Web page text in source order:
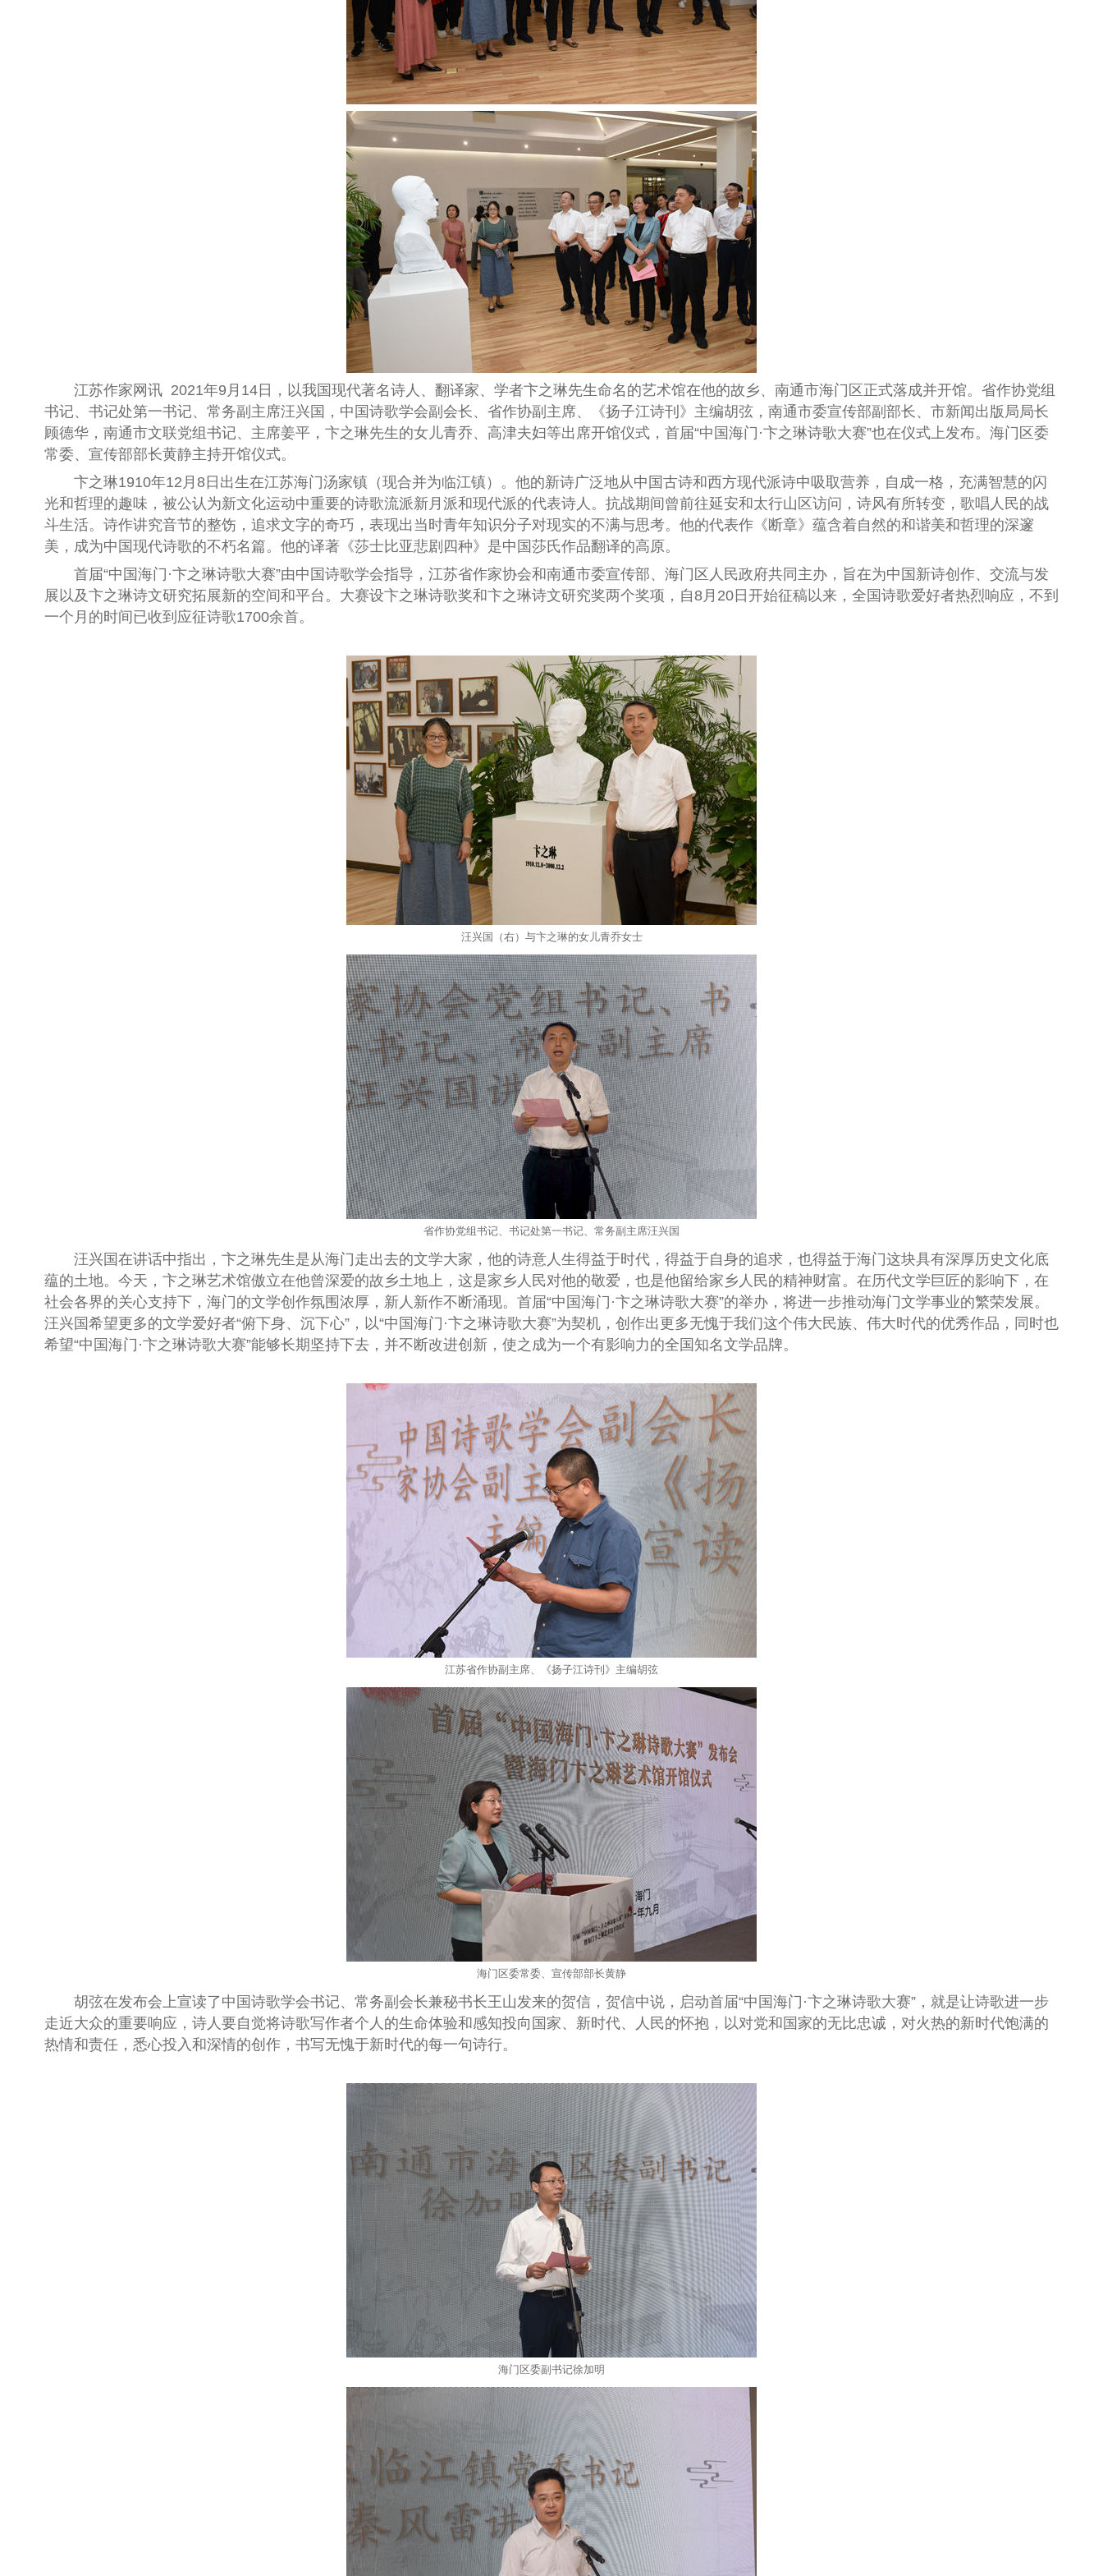
江苏作家网讯 2021年9 月 14日，以我国现代著名诗人、翻译家、学者卞之琳先生命名的艺术馆在他的故乡、南通市海门区正式落成并开馆。省作协党组
书记、书记处第一书记、常务副主席汪兴国，中国诗歌学会副会长、省作协副主席、《扬子江诗刊》主编胡弦，南通市委宣传部副部长、市新闻出版局局长
顾德华，南通市文联党组书记、主席姜平，卞之琳先生的女儿青乔、高津夫妇等出席开馆仪式，首届“中国海门 ·卞之琳诗歌大赛”也在仪式上发布。海门区委
常委、宣传部部长黄静主持开馆仪式。
卞之琳1910年12 月 8日出生在江苏海门汤家镇（现合并为临江镇）。他的新诗广泛地从中国古诗和西方现代派诗中吸取营养，自成一格 ，充满智慧的闪
光和哲理的趣味，被公认为新文化运动中重要的诗歌流派新月派和现代派的代表诗人。 抗战期间曾前往延安和太行山区访问，诗风有所转变，歌唱人民的战
斗生活。诗作讲究音节的整饬，追求文字的奇巧，表现出当时青年知识分子对现实的不满与思考。他的代表作《断章》蕴含着自然的和谐美和哲理的深邃
美，成为中国现代诗歌的不朽名篇。他的译著《莎士比亚悲剧四种》是中国莎氏作品翻译的高原。
首届“中国海门 ·卞之琳诗歌大赛”由中国诗歌学会指导，江苏省作家协会和南通市委宣传部、海门区人民政府共同主办，旨在为中国新诗创作、交流与发
展以及卞之琳诗文研究拓展新的空间和平台。大赛设卞之琳诗歌奖和卞之琳诗文研究奖两个奖项，自8月 20日开始征稿以来，全国诗歌爱好者热烈响应，不到
一个月的时间已收到应征诗歌1700余首。
汪兴国（右）与卞之琳的女儿青乔女士
省作协党组书记、书记处第一书记、常务副主席汪兴国
汪兴国在讲话中指出，卞之琳先生是从海门走出去的文学大家， 他的诗意人生得益于时代，得益于自身的追求，也得益于海门这块具有深厚历史文化底
蕴的土地。今天，卞之琳艺术馆傲立在他曾深爱的故乡土地上，这是家乡人民对他的敬爱，也是他留给家乡人民的精神财富。 在历代文学巨匠的影响下，在
社会各界的关心支持下，海门的文学创作氛围浓厚，新人新作不断涌现。首届“中国海门·卞之琳诗歌大赛”的举办，将进一步推动海门文学事业的繁荣发展。
汪兴国希望更多的文学爱好者“俯下身、沉下心”，以“中国海门·卞之琳诗歌大赛”为契机，创作出更多无愧于我们这个伟大民族、伟大时代的优秀作品，同时也
希望“中国海门·卞之琳诗歌大赛”能够长期坚持下去，并不断改进创新，使之成为一个有影响力的全国知名文学品牌。
江苏省作协副主席、《扬子江诗刊》主编胡弦
海门区委常委、宣传部部长黄静
胡弦在发布会上宣读了中国诗歌学会书记、常务副会长兼秘书长王山发来的贺信，贺信中说，启动首届“中国海门·卞之琳诗歌大赛”，就是让诗歌进一步
走近大众的重要响应，诗人要自觉将诗歌写作者个人的生命体验和感知投向国家、新时代、人民的怀抱，以对党和国家的无比忠诚，对火热的新时代饱满的
热情和责任，悉心投入和深情的创作，书写无愧于新时代的每一句诗行。
海门区委副书记徐加明